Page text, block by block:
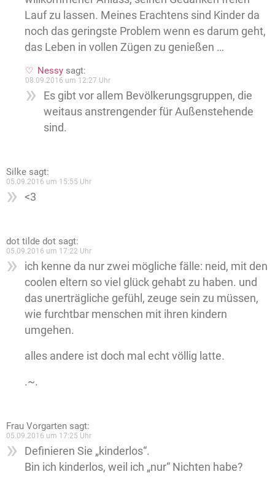
Lauf zu lassen. Meines Erachtens sind Kinder da
noch das geringste Problem wenn es darum geht,
das Leben in vollen Zügen zu genießen …
Nessy sagt:
08.09.2016 um 12:27 Uhr
Es gibt vor allem Bevölkerungsgruppen, die
weitaus anstrengender für Außenstehende
sind.
Silke sagt:
05.09.2016 um 15:55 Uhr
<3
dot tilde dot sagt:
05.09.2016 um 17:22 Uhr
ich kenne da nur zwei mögliche fälle: neid, mit den
coolen eltern so viel glück gehabt zu haben. und
das unerträgliche gefühl, zeuge sein zu müssen,
wie furchtbar menschen mit ihren kindern
umgehen.
alles andere ist doch mal echt völlig latte.
.~.
Frau Vorgarten sagt:
05.09.2016 um 17:25 Uhr
Definieren Sie „kinderlos“.
Bin ich kinderlos, weil ich „nur“ Nichten habe?